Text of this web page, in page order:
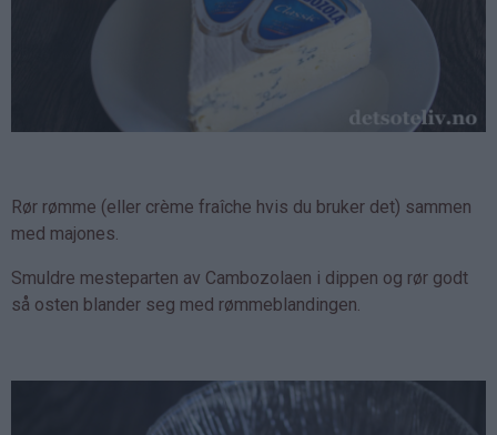
Rør rømme (eller crème fraîche hvis du bruker det) sammen
med majones.
Smuldre mesteparten av Cambozolaen i dippen og rør godt
så osten blander seg med rømmeblandingen.